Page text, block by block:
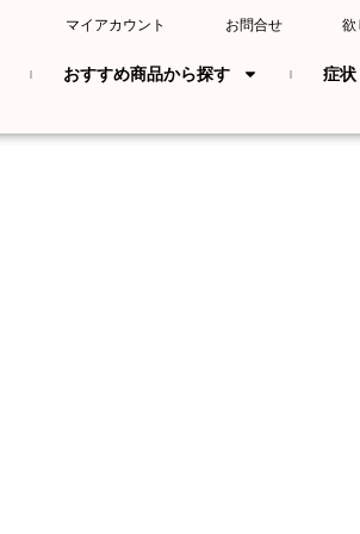
マイアカウント お問合せ 欲
おすすめ商品から探す 症状